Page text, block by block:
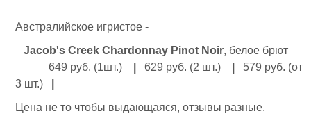
Австралийское игристое -
Jacob's Creek Chardonnay Pinot Noir, белое брют
649 руб. (1шт.)
629 руб. (2 шт.)
579 руб. (от
3 шт.)
Цена не то чтобы выдающаяся, отзывы разные.